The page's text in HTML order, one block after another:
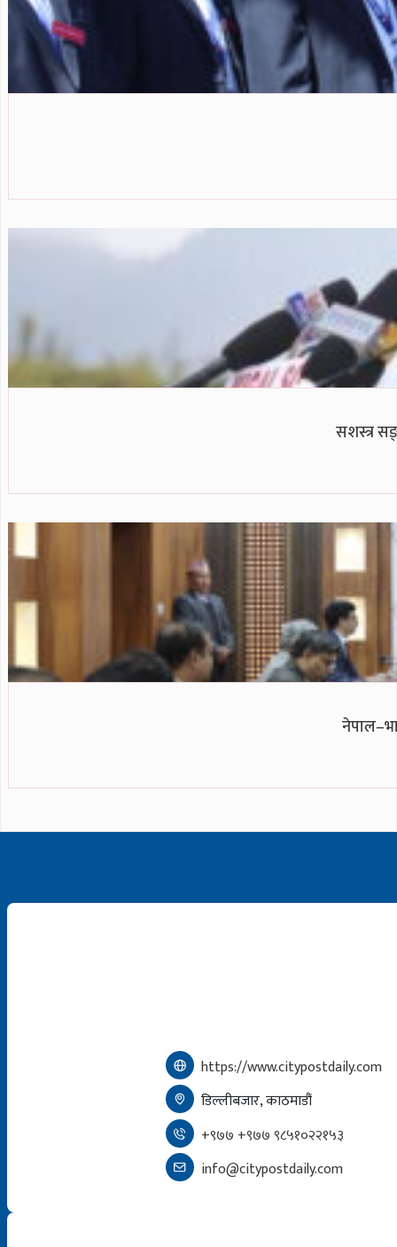
सशस्त्र
https://www.citypostdaily.com
डिल्लीबजार, काठमाडौं
+९७७ +९७७ ९८५१०२२१५३
info@citypostdaily.com